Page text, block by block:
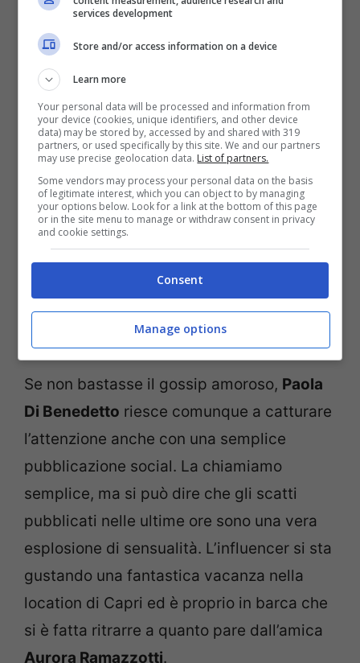
costume, Paola Di
Benedetto bomba di
sensualità al mare
Paola di Benedetto (screenshot Instagram)
Se non bastasse il gossip amoroso, Paola
Di Benedetto riesce comunque a catturare
l’attenzione anche con una semplice
pubblicazione social. La chiamiamo
semplice, ma si può dire che gli scatti
pubblicati nelle ultime ore sono una vera
esplosione di sensualità. L’influencer si sta
gustando una fantastica vacanza nella
location di Capri ed è proprio in barca che
si è fatta ritrarre a quanto pare dall’amica
Aurora Ramazzotti.
services development
Store and/or access information on a device
Learn more
Your personal data will be processed and information from
your device (cookies, unique identifiers, and other device
data) may be stored by, accessed by and shared with 319
partners, or used specifically by this site. We and our partners
may use precise geolocation data. List of partners.
Some vendors may process your personal data on the basis
of legitimate interest, which you can object to by managing
your options below. Look for a link at the bottom of this page
or in the site menu to manage or withdraw consent in privacy
and cookie settings.
Consent
Manage options